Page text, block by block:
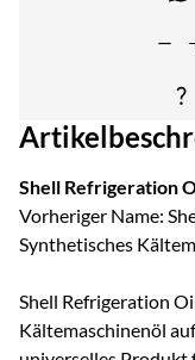
Shell Refrigeration
Vorheriger Name:
Synthetisches
Shell Refrigeration
Kältemaschinenöl